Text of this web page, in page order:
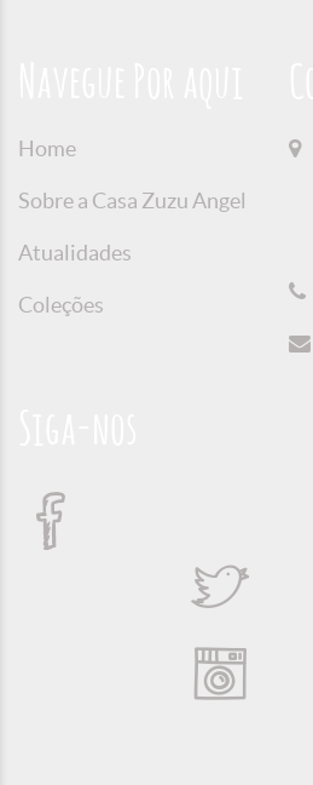
Home
Sobre a Casa Zuzu Angel
Atualidades
Coleções